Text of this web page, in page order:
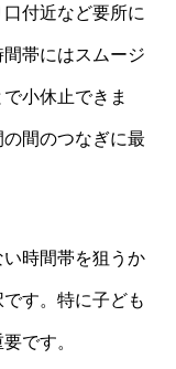
付近など要所に
帯にはスムージ
小休止できま
間のつなぎに最
時間帯を狙うか
す。特に子ども
です。